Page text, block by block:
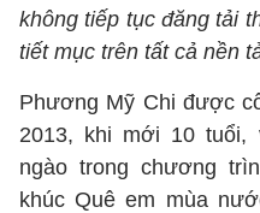
không tiếp tục đăng tải
tiết mục trên tất cả nền
Phương Mỹ Chi được
2013, khi mới 10
ngào trong chương
khúc Quê em mùa